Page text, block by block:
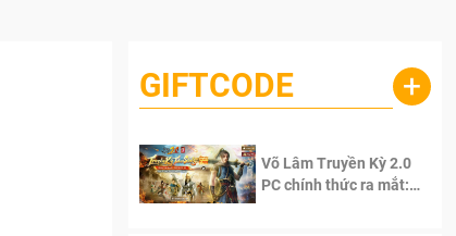
GIFTCODE +
Võ Lâm Truyền Kỳ 2.0
PC chính thức ra mắt: